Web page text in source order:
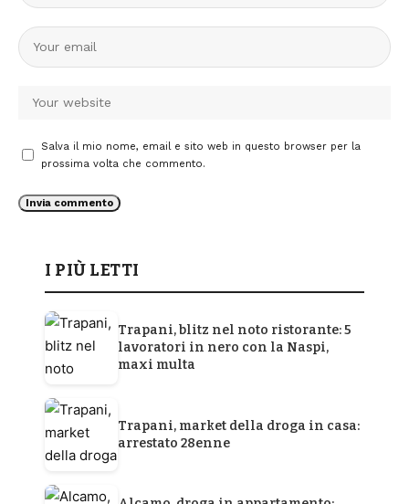
Salva il mio nome, email e sito web in questo browser per la
prossima volta che commento.
I PIÙ LETTI
Trapani, blitz nel noto ristorante: 5
lavoratori in nero con la Naspi,
maxi multa
Trapani, market della droga in casa:
arrestato 28enne